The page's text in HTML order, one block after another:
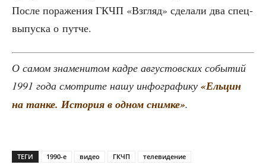
После пора­же­ния ГКЧП «Взгляд» сде­ла­ли два спец­
вы­пус­ка о путче.
О самом зна­ме­ни­том кад­ре авгу­стов­ских собы­тий
1991 года смот­ри­те нашу инфо­гра­фи­ку «Ель­цин
на тан­ке. Исто­рия в одном сним­ке».
ТЕГИ 1990-е видео ГКЧП телевидение